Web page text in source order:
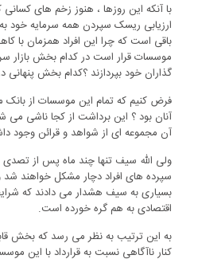
با آنکه این روزها ، هنوز زخم های
ارزیابی ریسک سپردن همه سرمایه خود
باقی است که چرا این افراد همزمان با
گذاران خود بپردازند ؟کدام بخش
فرض کنیم که تمام این موسسات از بانک
آنان بود ؟ این برداشت از کجا ناشی می
آن مجموعه ای از شواهد و قرائن وجود داشت که
ولی الله سیف تنها چند ماه پس از تصدی
سپرده های افراد دچار مشکل خواهند شد
بسیاری به سیف هشدار می دادند که
اقتصادی به هم گره خورده است.
به این ترتیب به نظر می رسد که بخش